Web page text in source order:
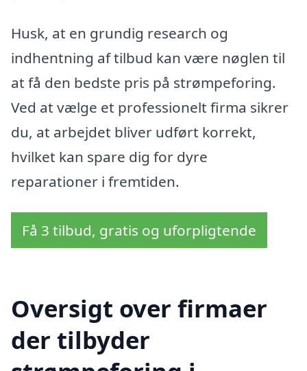
Husk, at en grundig research og
indhentning af tilbud kan være nøglen til
at få den bedste pris på strømpeforing.
Ved at vælge et professionelt firma sikrer
du, at arbejdet bliver udført korrekt,
hvilket kan spare dig for dyre
reparationer i fremtiden.
Få 3 tilbud, gratis og uforpligtende
Oversigt over firmaer
der tilbyder